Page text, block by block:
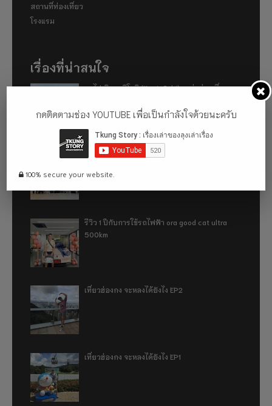
สถานที่ท่องเที่ยว
โรงแรม
เรื่องที่น่าสนใจ
พาไปเดินคามิโคจิ (Kamigōchi) แหล่งท่องเที่ยวทาง
อู่ฮั่น ฉันมา (ทำไม) แล้ว 2024
รีวิว 1 ปีกับการใช้รถไฟฟ้า ora good cat ultra
500km
เที่ยวฮ่องกง จะหลงได้ยังไง EP2
เที่ยวฮ่องกง จะหลงได้ยังไง EP1
กดติดตามช่อง YOUTUBE เพื่อเป็นกำลังใจด้วยนะครับ
100% secure your website.